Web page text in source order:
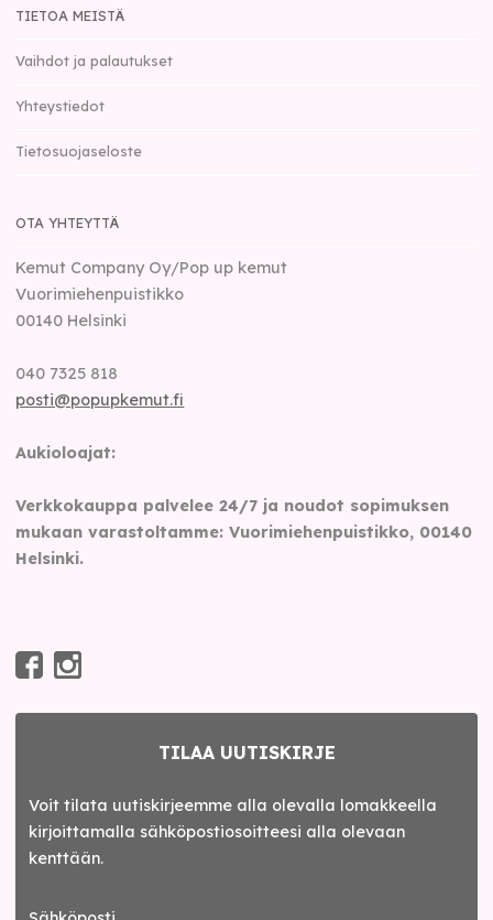
TIETOA MEISTÄ
Vaihdot ja palautukset
Yhteystiedot
Tietosuojaseloste
OTA YHTEYTTÄ
Kemut Company Oy/Pop up kemut
Vuorimiehenpuistikko
00140 Helsinki
040 7325 818
posti@popupkemut.fi
Aukioloajat:
Verkkokauppa palvelee 24/7 ja noudot sopimuksen
mukaan varastoltamme: Vuorimiehenpuistikko, 00140
Helsinki.
TILAA UUTISKIRJE
Voit tilata uutiskirjeemme alla olevalla lomakkeella
kirjoittamalla sähköpostiosoitteesi alla olevaan
kenttään.